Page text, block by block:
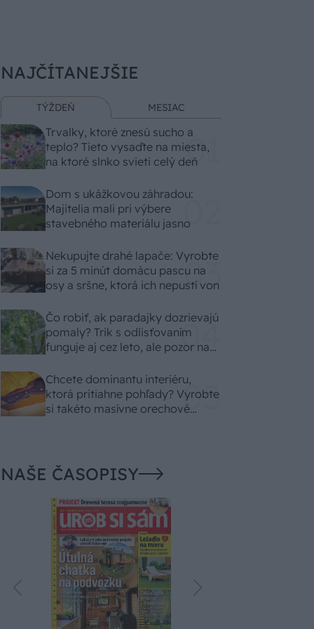
NAJČÍTANEJŠIE
TÝŽDEŇ MESIAC
Trvalky, ktoré znesú sucho a
teplo? Tieto vysaďte na miesta,
na ktoré slnko svieti celý deň
Dom s ukážkovou záhradou:
Majitelia mali pri výbere
stavebného materiálu jasno
Nekupujte drahé lapače: Vyrobte
si za 5 minút domácu pascu na
osy a sršne, ktorá ich nepustí von
Čo robiť, ak paradajky dozrievajú
pomaly? Trik s odlisťovaním
funguje aj cez leto, ale pozor na
Chcete dominantu interiéru,
ktorá pritiahne pohľady? Vyrobte
si takéto masívne orechové
NAŠE ČASOPISY